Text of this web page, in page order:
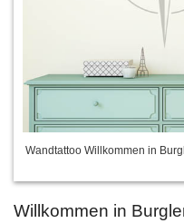
Wandtattoo Willkommen in
Willkommen in